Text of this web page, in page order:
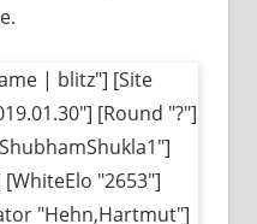
| blitz"] [Site
[Round "?"]
[WhiteElo "2653"]
"Hehn,Hartmut"]